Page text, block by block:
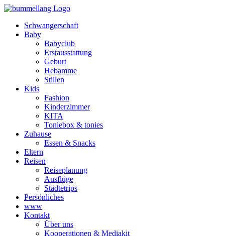
Schwangerschaft
Baby
Babyclub
Erstausstattung
Geburt
Hebamme
Stillen
Kids
Fashion
Kinderzimmer
KITA
Toniebox & tonies
Zuhause
Essen & Snacks
Eltern
Reisen
Reiseplanung
Ausflüge
Städtetrips
Persönliches
www
Kontakt
Über uns
Kooperationen & Mediakit